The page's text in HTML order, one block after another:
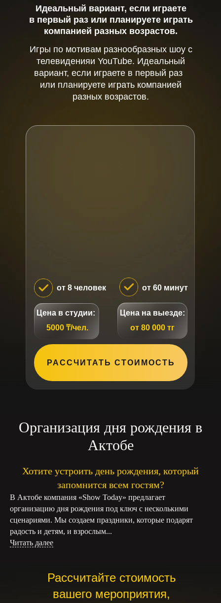
5000 ₸/чел.
Цена в студии:
РАССЧИТАТЬ СТОИМОСТЬ
Игры по мотивам разнообразных шоу с
телевиденияи YouTube. Идеальный
вариант, если играете в первый раз
или планируете играть компанией
разных возрастов.
Идеальный вариант, если играете
в первый раз или планируете играть
компанией разных возрастов.
Цена на выезде:
от 80 000 тг
от 8 человек от 60 минут
Организация дня рождения в
Актобе
Хотите устроить день рождения, который
запомнится всем гостям?
В Актобе компания «Show Today» предлагает
организацию дня рождения под ключ с несколькими
сценариями. Мы создаем праздники, которые подарят
радость и детям, и взрослым...
Читать далее
Рассчитайте стоимость
вашего мероприятия,